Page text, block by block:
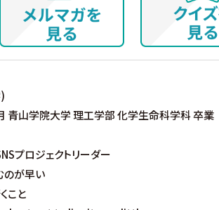
青山学院大学 理工学部 化学生命科学科 卒業
プロジェクトリーダー
のが早い
こと